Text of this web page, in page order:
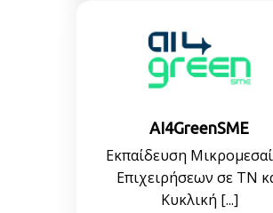
AI4GreenSME
Εκπαίδευση
Επιχειρήσεων σε TN
Κυκλική [...]